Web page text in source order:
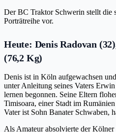
Der BC Traktor Schwerin stellt die
Porträtreihe vor.
Heute: Denis Radovan
(76,2 Kg)
Denis ist in Köln aufgewachsen
unter Anleitung seines Vaters
lernen begonnen. Seine Eltern
Timisoara, einer Stadt im
Vater ist Sohn Banater Schwaben,
Als Amateur absolvierte der